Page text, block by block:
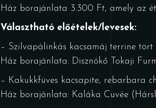
Ház borajánlata 3.300 Ft, amely az
Választható előételek/levesek:
– Szilvapálinkás kacsamáj terrine tört
Ház borajánlata: Disznókő Tokaji
– Kakukkfüves kacsapite, rebarbara
Ház borajánlata: Kaláka Cuvée